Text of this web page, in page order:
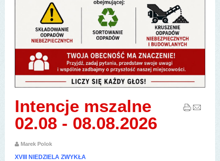
Intencje mszalne
02.08 - 08.08.2026
Marek Polok
XVIII NIEDZIELA ZWYKŁA